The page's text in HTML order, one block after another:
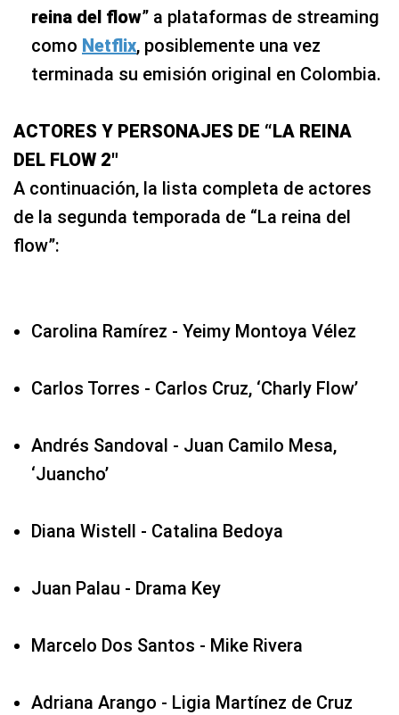
reina del flow” a plataformas de streaming
como Netflix, posiblemente una vez
terminada su emisión original en Colombia.
ACTORES Y PERSONAJES DE “LA REINA
DEL FLOW 2″
A continuación, la lista completa de actores
de la segunda temporada de “La reina del
flow”:
Carolina Ramírez - Yeimy Montoya Vélez
Carlos Torres - Carlos Cruz, ‘Charly Flow’
Andrés Sandoval - Juan Camilo Mesa,
‘Juancho’
Diana Wistell - Catalina Bedoya
Juan Palau - Drama Key
Marcelo Dos Santos - Mike Rivera
Adriana Arango - Ligia Martínez de Cruz